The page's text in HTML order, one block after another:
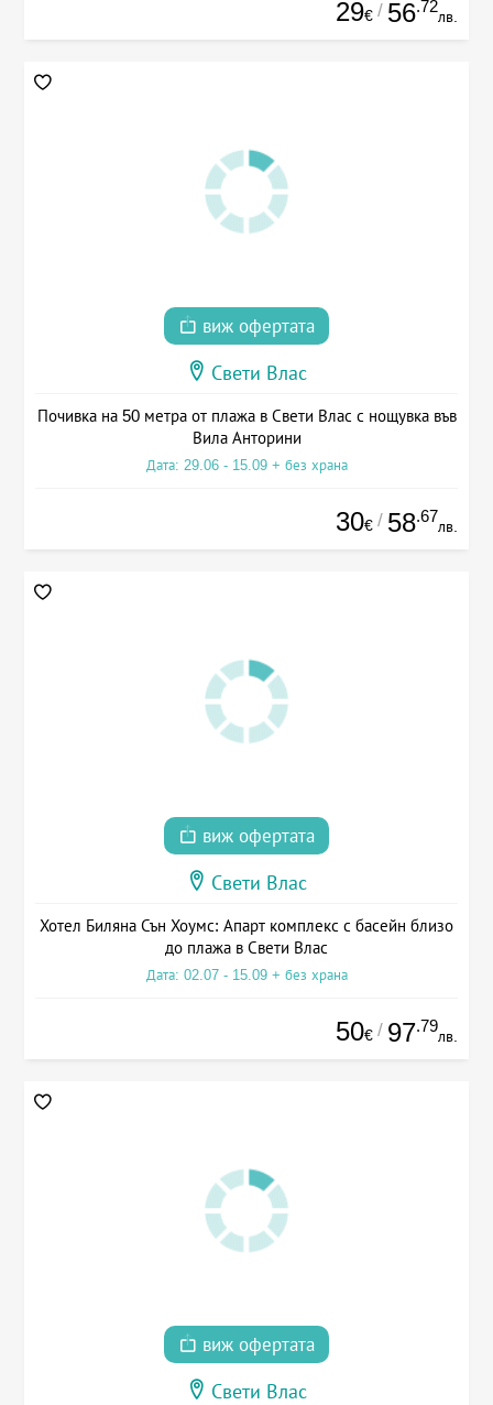
29€ / 56.72
лв.
виж офертата
Свети Влас
Почивка на 50 метра от плажа в Свети Влас с нощувка във
Вила Анторини
Дата: 29.06 - 15.09 + без храна
30€ / 58.67
лв.
виж офертата
Свети Влас
Хотел Биляна Сън Хоумс: Апарт комплекс с басейн близо
до плажа в Свети Влас
Дата: 02.07 - 15.09 + без храна
50€ / 97.79
лв.
виж офертата
Свети Влас